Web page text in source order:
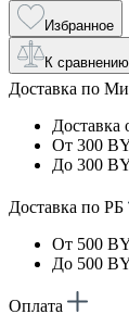
Избранное
К сравнению
Доставка по
Доставка
От 300
До 300
Доставка по РБ
От 500
До 500
Оплата